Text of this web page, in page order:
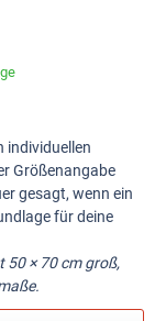
individuellen
Größenangabe
gesagt, wenn ein
für deine
50 × 70 cm groß,